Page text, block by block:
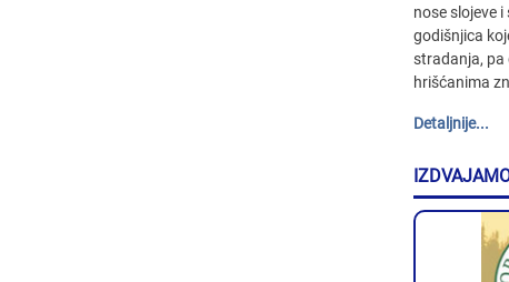
nose slojeve
godišnjica
stradanja, pa
hrišćanima
Detaljnije...